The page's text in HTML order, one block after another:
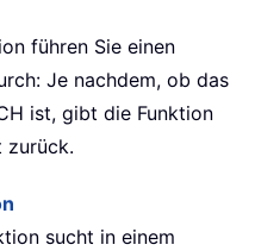
führen Sie einen
Je nachdem, ob das
ist, gibt die Funktion
zurück.
sucht in einem